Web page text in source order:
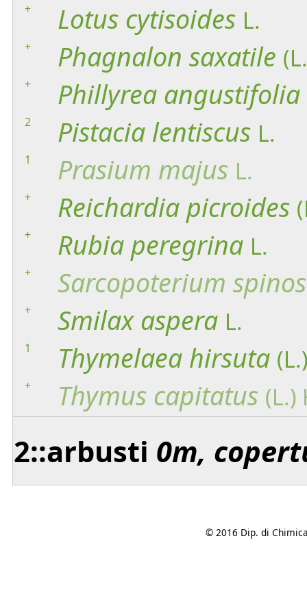
+ Lotus cytisoides L.
+ Phagnalon saxatile
+ Phillyrea angustifolia
2 Pistacia lentiscus L.
1 Prasium majus L.
+ Reichardia picroides
+ Rubia peregrina L.
+ Sarcopoterium
+ Smilax aspera L.
1 Thymelaea hirsuta
+ Thymus capitatus (L.)
2::arbusti 0m,
© 2016 Dip. di